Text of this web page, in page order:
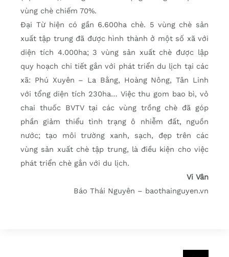
vùng chè chiếm 70%.
Đại Từ hiện có gần 6.600ha chè. 5 vùng chè sản
xuất tập trung đã được hình thành ở một số xã với
diện tích 4.000ha; 3 vùng sản xuất chè được lập
quy hoạch chi tiết gắn với phát triển du lịch tại các
xã: Phú Xuyên – La Bằng, Hoàng Nông, Tân Linh
với tổng diện tích 230ha… Việc thu gom bao bì, vỏ
chai thuốc BVTV tại các vùng trồng chè đã góp
phần giảm thiểu tình trạng ô nhiễm đất, nguồn
nước; tạo môi trường xanh, sạch, đẹp trên các
vùng sản xuất chè tập trung, là điều kiện cho việc
phát triển chè gắn với du lịch.
Vi Vân
Báo Thái Nguyên – baothainguyen.vn